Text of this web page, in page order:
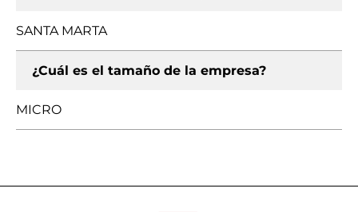
SANTA MARTA
¿Cuál es el tamaño de la empresa?
MICRO